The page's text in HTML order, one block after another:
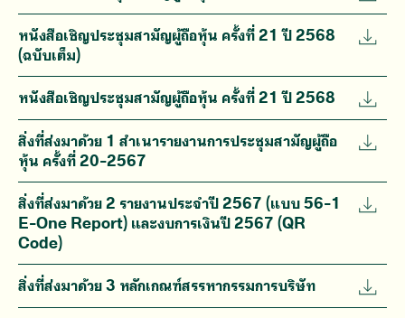
หนังสือเชิญประชุมสามัญผู้ถือหุ้น ครั้งที่ 21 ปี 2568
(ฉบับเต็ม)
หนังสือเชิญประชุมสามัญผู้ถือหุ้น ครั้งที่ 21 ปี 2568
สิ่งที่ส่งมาด้วย 1 สำเนารายงานการประชุมสามัญผู้ถือ
หุ้น ครั้งที่ 20-2567
สิ่งที่ส่งมาด้วย 2 รายงานประจำปี 2567 (แบบ 56-1
E-One Report) และงบการเงินปี 2567 (QR
Code)
สิ่งที่ส่งมาด้วย 3 หลักเกณฑ์สรรหากรรมการบริษัท